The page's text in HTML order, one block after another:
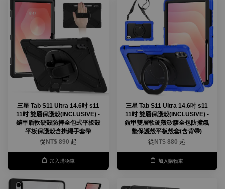
三星 Tab S11 Ultra 14.6吋 s11
11吋 雙層保護殼(INCLUSIVE) -
鎧甲盾軟硬殼防摔全包式平板殼
平板保護殼含掛繩手套帶
從 NT$ 890 起
加入購物車
三星 Tab S11 Ultra 14.6吋 s11
11吋 雙層保護殼(INCLUSIVE) -
鎧甲雙層軟硬殼矽膠全包防撞氣
墊保護殼平板殼套(含背帶)
從 NT$ 880 起
加入購物車